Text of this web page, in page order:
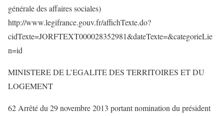
générale des affaires sociales)
http://www.legifrance.gouv.fr/affichTexte.do?
cidTexte=JORFTEXT000028352981&dateTexte=&categorieLie
n=id
MINISTERE DE L’EGALITE DES TERRITOIRES ET DU
LOGEMENT
62 Arrêté du 29 novembre 2013 portant nomination du président